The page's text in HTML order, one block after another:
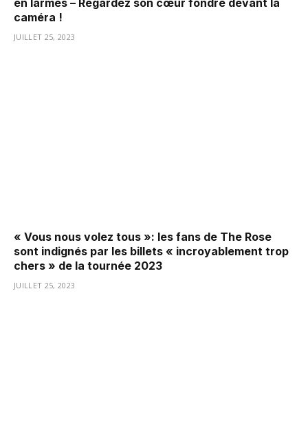
caméra !
JUILLET 25, 2023
« Vous nous volez tous »: les fans de The Rose
sont indignés par les billets « incroyablement trop
chers » de la tournée 2023
JUILLET 25, 2023